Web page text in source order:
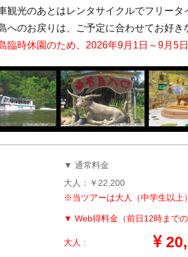
観光のあとはレンタサイクルでフリータ
へのお戻りは、ご予定に合わせてお好き
臨時休園のため、2026年9月1日～9月5
▼ 通常料金
大人：￥22,200
※当ツアーは大人（中学生以上
▼ Web得料金（前日12時まで
大人 :